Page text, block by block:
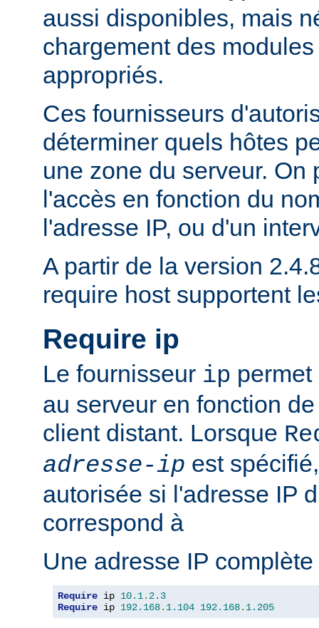
aussi disponibles, mais
chargement des
appropriés.
Ces fournisseurs
déterminer quels hôtes
une zone du serveur. On
l'accès en fonction du
l'adresse IP, ou d'un
A partir de la version
require host supportent
Require ip
Le fournisseur ip
au serveur en fonction
client distant. Lorsque
adresse-ip est
autorisée si l'adresse IP
correspond à
Une adresse IP complète
Require ip 10.1. 2.3
Require ip 192.168. 1.104 192.168. 1.205